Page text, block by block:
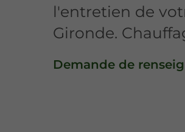
l'entretien de
Gironde.
Demande de